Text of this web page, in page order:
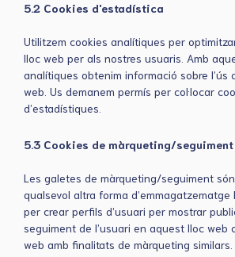
5.2 Cookies d'estadística
Utilitzem cookies analítiques per
lloc web per als nostres usuaris. Amb
analítiques obtenim informació sobre l’ús
web. Us demanem permís per col·locar
d’estadístiques.
5.3 Cookies de màrqueting/seguiment
Les galetes de màrqueting/seguiment
qualsevol altra forma d’emmagatzematge
per crear perfils d’usuari per mostrar
seguiment de l’usuari en aquest lloc web
web amb finalitats de màrqueting similars.